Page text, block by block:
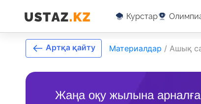
Курстар
Жаңа оқу жылына
Артқа қайту Материалдар / Ашық